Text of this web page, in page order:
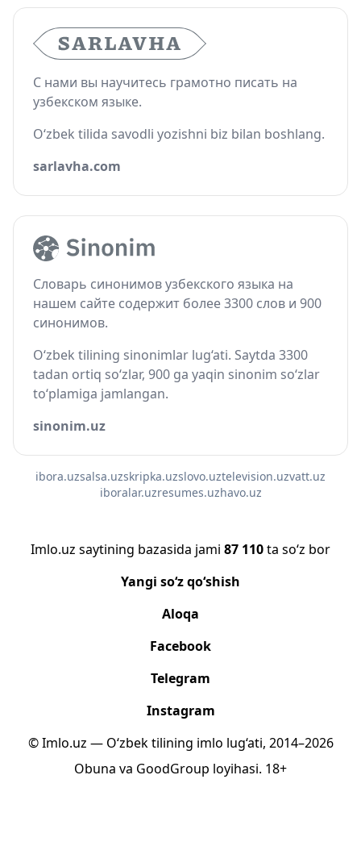
С нами вы научитесь грамотно писать на
узбекском языке.
O‘zbek tilida savodli yozishni biz bilan boshlang.
sarlavha.com
Словарь синонимов узбекского языка на
нашем сайте содержит более 3300 слов и 900
синонимов.
O‘zbek tilining sinonimlar lug‘ati. Saytda 3300
tadan ortiq so‘zlar, 900 ga yaqin sinonim so‘zlar
to‘plamiga jamlangan.
sinonim.uz
ibora.uzsalsa.uzskripka.uzslovo.uztelevision.uzvatt.uz
iboralar.uzresumes.uzhavo.uz
Imlo.uz saytining bazasida jami 87 110ta so‘z bor
Yangi so‘z qo‘shish
Aloqa
Facebook
Telegram
Instagram
© Imlo.uz — O‘zbek tilining imlo lug‘ati, 2014–2026
Obuna va GoodGroup loyihasi. 18+